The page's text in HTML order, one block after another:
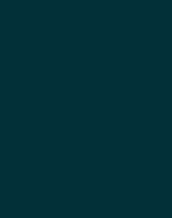
Det
avser